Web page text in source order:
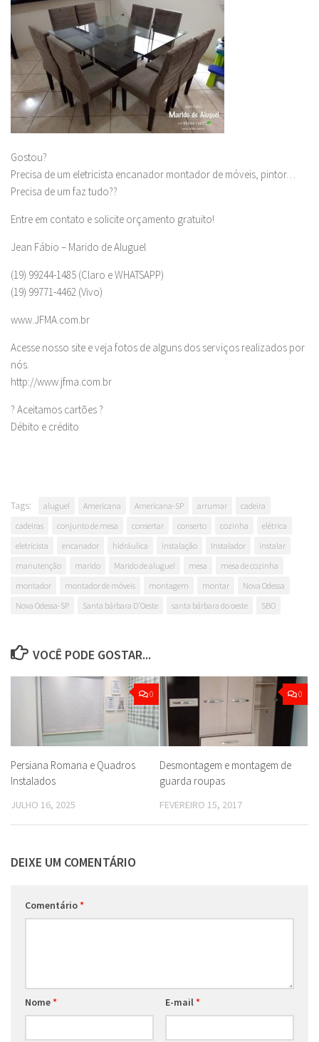
Gostou?
Precisa de um eletricista encanador montador de móveis, pintor…
Precisa de um faz tudo??
Entre em contato e solicite orçamento gratuito!
Jean Fábio – Marido de Aluguel
(19) 99244-1485 (Claro e WHATSAPP)
(19) 99771-4462 (Vivo)
www.JFMA.com.br
Acesse nosso site e veja fotos de alguns dos serviços realizados por
nós.
http://www.jfma.com.br
? Aceitamos cartões ?
Débito e crédito
Tags: aluguel Americana Americana-SP arrumar
cadeira
cadeiras
conjunto de mesa consertar conserto cozinha
elétrica
eletricista
encanador hidráulica instalação Instalador
instalar
manutenção
marido Marido de aluguel mesa
mesa de cozinha
montador
montador de móveis montagem montar
Nova Odessa
Nova Odessa-SP
Santa bárbara D'Oeste santa bárbara do oeste SBO
VOCÊ PODE GOSTAR...
0
Persiana Romana e Quadros
Instalados
JULHO 16, 2025
0
Desmontagem e montagem de
guarda roupas
FEVEREIRO 15, 2017
DEIXE UM COMENTÁRIO
Comentário*
Nome* E-mail *